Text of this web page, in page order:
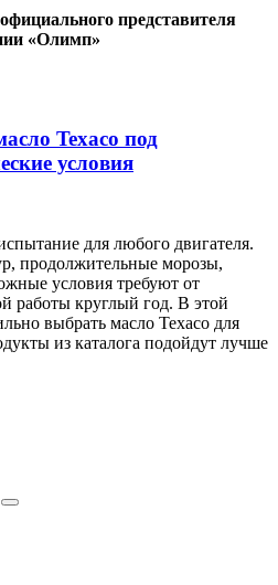
представителя
«Олимп»
Texaco под
условия
для любого двигателя.
продолжительные морозы,
условия требуют от
работы круглый год. В этой
выбрать масло Texaco для
из каталога подойдут лучше